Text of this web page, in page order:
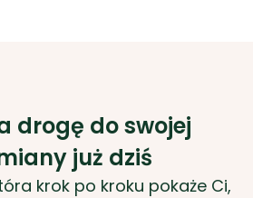
drogę do swojej
już dziś
krok po kroku pokaże Ci,